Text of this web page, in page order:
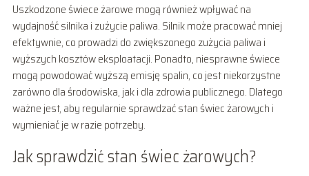
Uszkodzone świece żarowe mogą również wpływać na
wydajność silnika i zużycie paliwa. Silnik może pracować mniej
efektywnie, co prowadzi do zwiększonego zużycia paliwa i
wyższych kosztów eksploatacji. Ponadto, niesprawne świece
mogą powodować wyższą emisję spalin, co jest niekorzystne
zarówno dla środowiska, jak i dla zdrowia publicznego. Dlatego
ważne jest, aby regularnie sprawdzać stan świec żarowych i
wymieniać je w razie potrzeby.
Jak sprawdzić stan świec żarowych?